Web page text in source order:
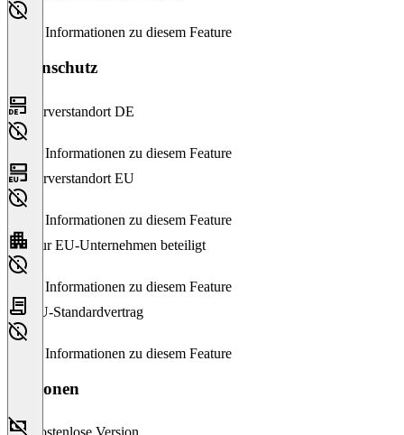
Keine Informationen zu diesem Feature
Datenschutz
Serverstandort DE
Keine Informationen zu diesem Feature
Serverstandort EU
Keine Informationen zu diesem Feature
Nur EU-Unternehmen beteiligt
Keine Informationen zu diesem Feature
EU-Standardvertrag
Keine Informationen zu diesem Feature
Versionen